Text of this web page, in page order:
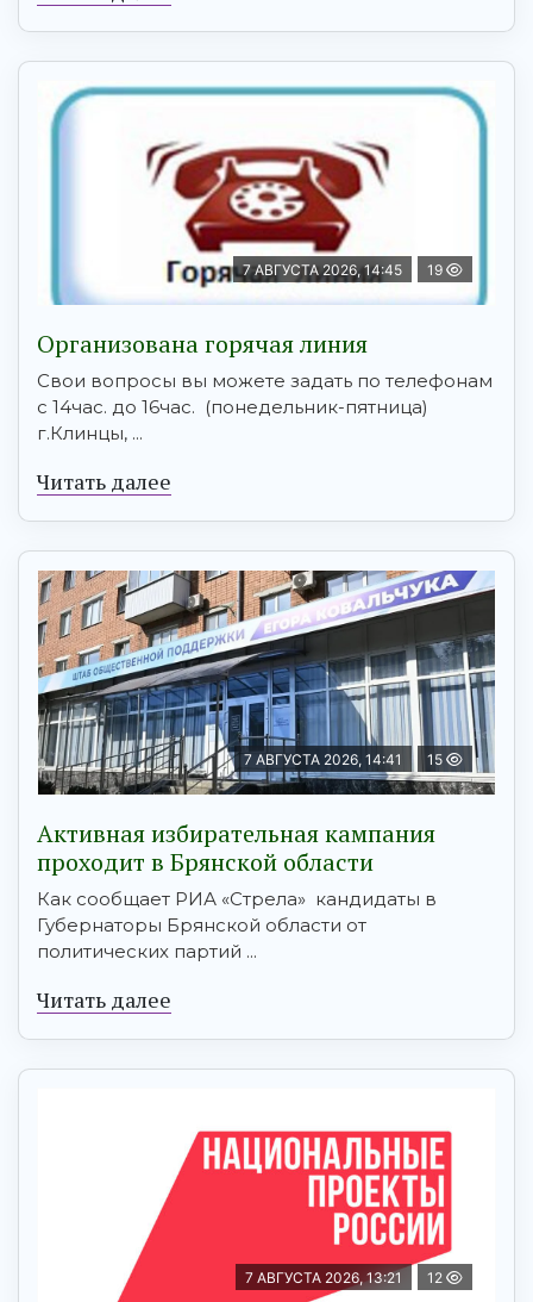
7 АВГУСТА 2026, 14:45 19
Организована горячая линия
Свои вопросы вы можете задать по телефонам
с 14час. до 16час. (понедельник-пятница)
г.Клинцы, ...
Читать далее
7 АВГУСТА 2026, 14:41 15
Активная избирательная кампания
проходит в Брянской области
Как сообщает РИА «Стрела» кандидаты в
Губернаторы Брянской области от
политических партий ...
Читать далее
7 АВГУСТА 2026, 13:21 12